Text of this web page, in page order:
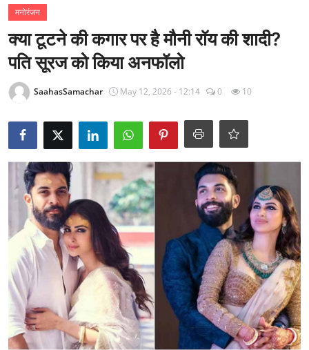
राज्य
अंतराष्ट्रीय
राजनीति
Epaper
लाइफस्टाइल
टेक
मनोरंजन
क्या टूटने की कगार पर है मौनी रॉय की शादी?
पति सूरज को किया अनफॉलो
SaahasSamachar May 12, 2026 - 12:14 0 10